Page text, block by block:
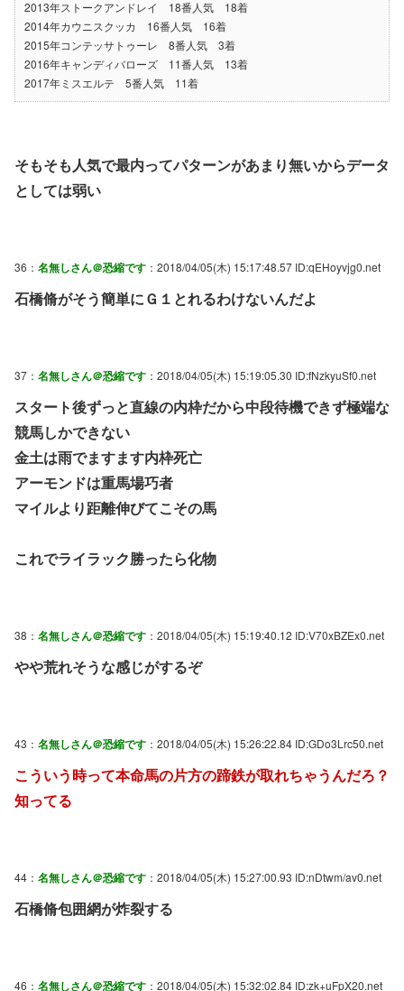
2013年ストークアンドレイ 18番人気 18着
2014年カウニスクッカ 16番人気 16着
2015年コンテッサトゥーレ 8番人気 3着
2016年キャンディバローズ 11番人気 13着
2017年ミスエルテ 5番人気 11着
そもそも人気で最内ってパターンがあまり無いからデータ
としては弱い
36： 名無しさん＠恐縮です ：2018/04/05(木) 15:17:48.57 ID:qEHoyvjg0.net
石橋脩がそう簡単にＧ１とれるわけないんだよ
37： 名無しさん＠恐縮です ：2018/04/05(木) 15:19:05.30 ID:fNzkyuSf0.net
スタート後ずっと直線の内枠だから中段待機できず極端な
競馬しかできない
金土は雨でますます内枠死亡
アーモンドは重馬場巧者
マイルより距離伸びてこその馬
これでライラック勝ったら化物
38： 名無しさん＠恐縮です ：2018/04/05(木) 15:19:40.12 ID:V70xBZEx0.net
やや荒れそうな感じがするぞ
43： 名無しさん＠恐縮です ：2018/04/05(木) 15:26:22.84 ID:GDo3Lrc50.net
こういう時って本命馬の片方の蹄鉄が取れちゃうんだろ？
知ってる
44： 名無しさん＠恐縮です ：2018/04/05(木) 15:27:00.93 ID:nDtwm/av0.net
石橋脩包囲網が炸裂する
46： 名無しさん＠恐縮です ：2018/04/05(木) 15:32:02.84 ID:zk+uFpX20.net